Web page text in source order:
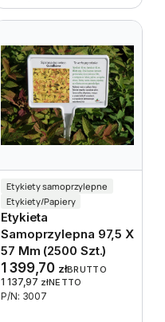
Etykiety samoprzylepne
Etykiety/Papiery
Etykieta
Samoprzylepna 97,5 X
57 Mm (2500 Szt.)
1 399,70 złBRUTTO
1 137,97 złNETTO
P/N: 3007